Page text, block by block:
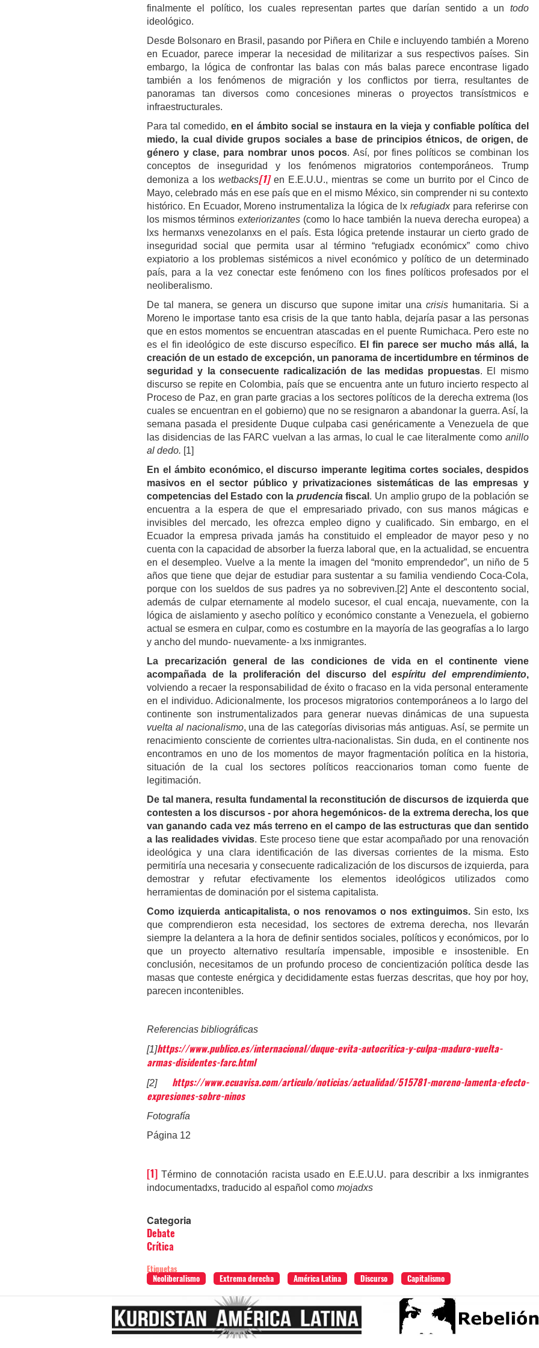
finalmente el político, los cuales representan partes que darían sentido a un todo
ideológico.
Desde Bolsonaro en Brasil, pasando por Piñera en Chile e incluyendo también a Moreno
en Ecuador, parece imperar la necesidad de militarizar a sus respectivos países. Sin
embargo, la lógica de confrontar las balas con más balas parece encontrase ligado
también a los fenómenos de migración y los conflictos por tierra, resultantes de
panoramas tan diversos como concesiones mineras o proyectos transístmicos e
infraestructurales.
Para tal comedido,en el ámbito social se instaura en la vieja y confiable política del
miedo, la cual divide grupos sociales a base de principios étnicos, de origen, de
género y clase, para nombrar unos pocos. Así, por fines políticos se combinan los
conceptos de inseguridad y los fenómenos migratorios contemporáneos. Trump
demoniza a loswetbacks[1]en E.E.U.U., mientras se come un burrito por el Cinco de
Mayo, celebrado más en ese país que en el mismo México, sin comprender ni su contexto
histórico. En Ecuador, Moreno instrumentaliza la lógica de lxrefugiadxpara referirse con
los mismos términosexteriorizantes (como lo hace también la nueva derecha europea) a
lxs hermanxs venezolanxs en el país. Esta lógica pretende instaurar un cierto grado de
inseguridad social que permita usar al término “refugiadx económicx” como chivo
expiatorio a los problemas sistémicos a nivel económico y político de un determinado
país, para a la vez conectar este fenómeno con los fines políticos profesados por el
neoliberalismo.
De tal manera, se genera un discurso que supone imitar unacrisis humanitaria. Si a
Moreno le importase tanto esa crisis de la que tanto habla, dejaría pasar a las personas
que en estos momentos se encuentran atascadas en el puente Rumichaca. Pero este no
es el fin ideológico de este discurso específico. El fin parece ser mucho más allá, la
creación de un estado de excepción, un panorama de incertidumbre en términos de
seguridad y la consecuente radicalización de las medidas propuestas. El mismo
discurso se repite en Colombia, país que se encuentra ante un futuro incierto respecto al
Proceso de Paz, en gran parte gracias a los sectores políticos de la derecha extrema (los
cuales se encuentran en el gobierno) que no se resignaron a abandonar la guerra. Así, la
semana pasada el presidente Duque culpaba casi genéricamente a Venezuela de que
las disidencias de las FARC vuelvan a las armas, lo cual le cae literalmente como anillo
al dedo. [1]
En el ámbito económico, el discurso imperante legitima cortes sociales, despidos
masivos en el sector público y privatizaciones sistemáticas de las empresas y
competencias del Estado con la prudenciafiscal . Un amplio grupo de la población se
encuentra a la espera de que el empresariado privado, con sus manos mágicas e
invisibles del mercado, les ofrezca empleo digno y cualificado. Sin embargo, en el
Ecuador la empresa privada jamás ha constituido el empleador de mayor peso y no
cuenta con la capacidad de absorber la fuerza laboral que, en la actualidad, se encuentra
en el desempleo. Vuelve a la mente la imagen del “monito emprendedor”, un niño de 5
años que tiene que dejar de estudiar para sustentar a su familia vendiendo Coca-Cola,
porque con los sueldos de sus padres ya no sobreviven.[2] Ante el descontento social,
además de culpar eternamente al modelo sucesor, el cual encaja, nuevamente, con la
lógica de aislamiento y asecho político y económico constante a Venezuela, el gobierno
actual se esmera en culpar, como es costumbre en la mayoría de las geografías a lo largo
y ancho del mundo- nuevamente- a lxs inmigrantes.
La precarización general de las condiciones de vida en el continente viene
acompañada de la proliferación del discurso delespíritu del emprendimiento,
volviendo a recaer la responsabilidad de éxito o fracaso en la vida personal enteramente
en el individuo. Adicionalmente, los procesos migratorios contemporáneos a lo largo del
continente son instrumentalizados para generar nuevas dinámicas de una supuesta
vuelta al nacionalismo, una de las categorías divisorias más antiguas. Así, se permite un
renacimiento consciente de corrientes ultra-nacionalistas. Sin duda, en el continente nos
encontramos en uno de los momentos de mayor fragmentación política en la historia,
situación de la cual los sectores políticos reaccionarios toman como fuente de
legitimación.
De tal manera, resulta fundamental la reconstitución de discursos de izquierda que
contesten a los discursos - por ahora hegemónicos- de la extrema derecha, los que
van ganando cada vez más terreno en el campo de las estructuras que dan sentido
a las realidades vividas. Este proceso tiene que estar acompañado por una renovación
ideológica y una clara identificación de las diversas corrientes de la misma. Esto
permitiría una necesaria y consecuente radicalización de los discursos de izquierda, para
demostrar y refutar efectivamente los elementos ideológicos utilizados como
herramientas de dominación por el sistema capitalista.
Como izquierda anticapitalista, o nos renovamos o nos extinguimos.Sin esto, lxs
que comprendieron esta necesidad, los sectores de extrema derecha, nos llevarán
siempre la delantera a la hora de definir sentidos sociales, políticos y económicos, por lo
que un proyecto alternativo resultaría impensable, imposible e insostenible. En
conclusión, necesitamos de un profundo proceso de concientización política desde las
masas que conteste enérgica y decididamente estas fuerzas descritas, que hoy por hoy,
parecen incontenibles.
Referencias bibliográficas
[1]https://www.publico.es/internacional/duque-evita-autocritica-y-culpa-maduro-vuelta-
armas-disidentes-farc.html
[2] https://www.ecuavisa.com/articulo/noticias/actualidad/515781-moreno-lamenta-efecto-
expresiones-sobre-ninos
Fotografía
Página 12
[1] Término de connotación racista usado en E.E.U.U. para describir a lxs inmigrantes
indocumentadxs, traducido al español como mojadxs
Categoria
Debate
Crítica
Etiquetas
Neoliberalismo
Extrema derecha América Latina Discurso Capitalismo